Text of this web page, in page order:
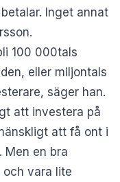
Inget annat
100 000tals
eller miljontals
säger han.
att investera på
att få ont i
Men en bra
och vara lite